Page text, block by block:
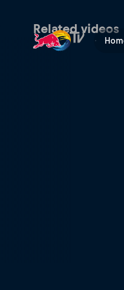
VIDEO:
Related videos